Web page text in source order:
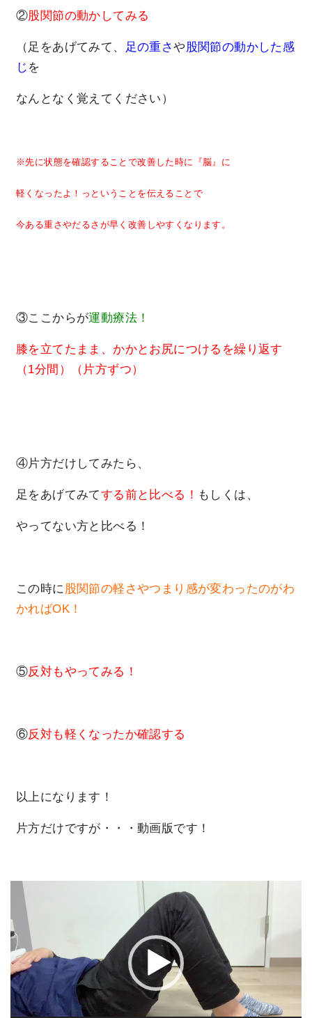
②股関節の動かしてみる
（足をあげてみて、 足の重さや股関節の動かした感
じ を
なんとなく覚えてください）
※先に状態を確認することで改善した時に『脳』に
軽くなったよ！っということを伝えることで
今ある重さやだるさが早く改善しやすくなります。
③ここからが運動療法！
膝を立てたまま、かかとお尻につけるを繰り返す
（1分間）（片方ずつ）
④片方だけしてみたら、
足をあげてみてする前と比べる！ もしくは、
やってない方と比べる！
この時に股関節の軽さやつまり感が変わったのがわ
かればOK！
⑤反対もやってみる！
⑥反対も軽くなったか確認する
以上になります！
片方だけですが・・・動画版です！
プ
レ
ー
ヤ
ー